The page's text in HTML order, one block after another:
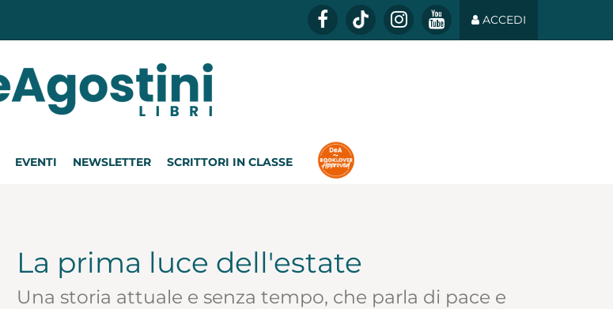
ACCEDI
EVENTI NEWSLETTER SCRITTORI IN CLASSE
La prima luce dell'estate
Una storia attuale e senza tempo, che parla di pace e